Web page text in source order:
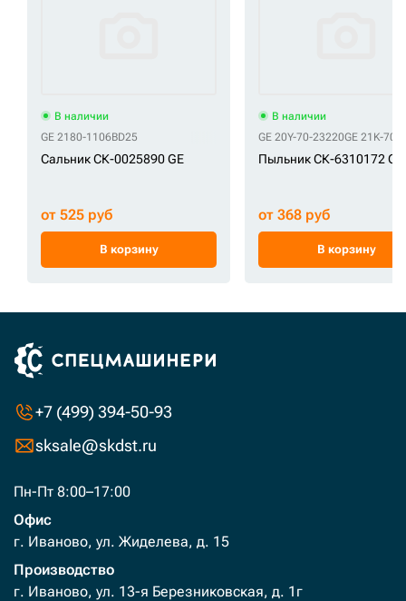
В наличии
GE 2180-1106BD25
Сальник СК-0025890 GE
от 525 руб
В корзину
В наличии
GE 20Y-70-23220GE 21K-70-
Пыльник СК-6310172 GE
от 368 руб
В корзину
+7 (499) 394-50-93
sksale@skdst.ru
Пн-Пт 8:00–17:00
Офис
г. Иваново, ул. Жиделева, д. 15
Производство
г. Иваново, ул. 13-я Березниковская, д. 1г